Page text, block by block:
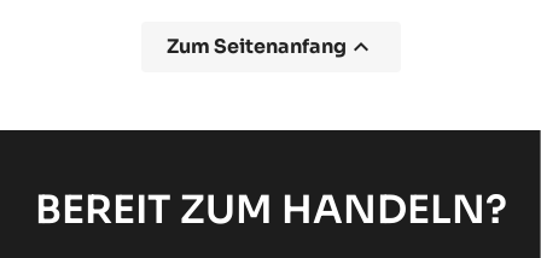
Zum Seitenanfang 
BEREIT ZUM HANDELN?